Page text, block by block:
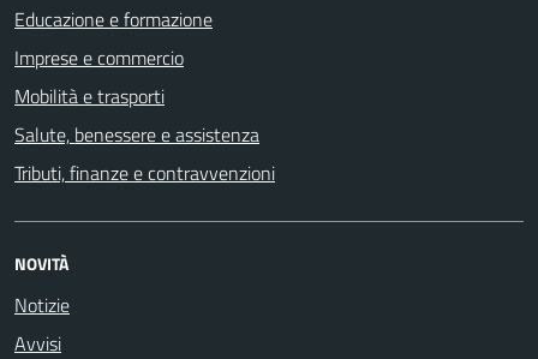
Educazione e formazione
Imprese e commercio
Mobilità e trasporti
Salute, benessere e assistenza
Tributi, finanze e contravvenzioni
NOVITÀ
Notizie
Avvisi